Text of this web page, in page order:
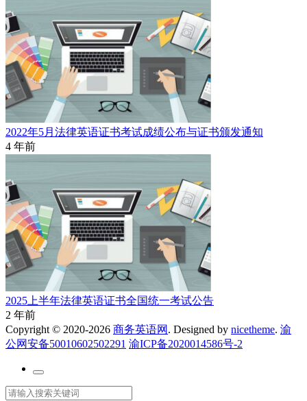
2022年5月法律英语证书考试成绩公布与证书颁发通知
4 年前
2025上半年法律英语证书全国统一考试公告
2 年前
Copyright © 2020-2026 商务英语网 . Designed by nicetheme. 渝
公网安备50010602502291 渝ICP备2020014586号-2